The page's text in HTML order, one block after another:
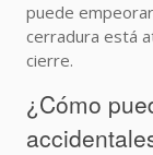
puede
cerradura está
cierre.
¿Cómo